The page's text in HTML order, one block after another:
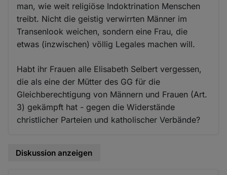
man, wie weit religiöse Indoktrination Menschen
treibt. Nicht die geistig verwirrten Männer im
Transenlook weichen, sondern eine Frau, die
etwas (inzwischen) völlig Legales machen will.
Habt ihr Frauen alle Elisabeth Selbert vergessen,
die als eine der Mütter des GG für die
Gleichberechtigung von Männern und Frauen (Art.
3) gekämpft hat - gegen die Widerstände
christlicher Parteien und katholischer Verbände?
Diskussion anzeigen